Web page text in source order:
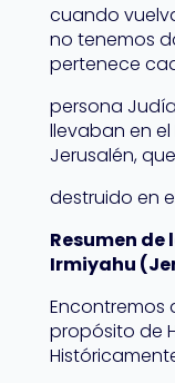
cuando
no tenemos
pertenece
persona
llevaban en el
Jerusalén,
destruido en
Resumen
Irmiyahu
Encontremos
propósito de